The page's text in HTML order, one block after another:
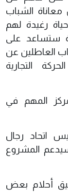
الشباب
رغيدة لهم
ستساعد على
العاطلين عن
التجارية
المهم في
اتحاد رجال
سيدعم المشروع
أحلام بعض